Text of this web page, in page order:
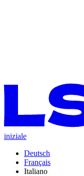
iniziale
Deutsch
Français
Italiano